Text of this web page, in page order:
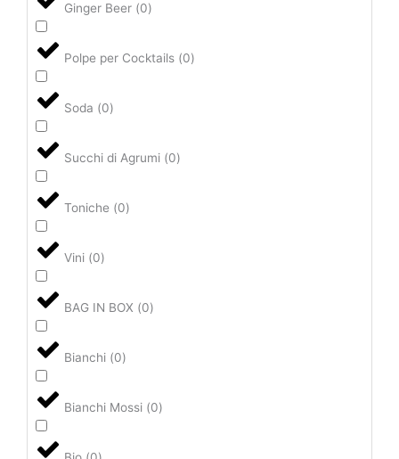
Ginger Beer (0)
Polpe per Cocktails (0)
Soda (0)
Succhi di Agrumi (0)
Toniche (0)
Vini (0)
BAG IN BOX (0)
Bianchi (0)
Bianchi Mossi (0)